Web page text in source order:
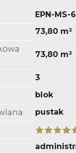
EPN-MS-
73,80 m²
73,80 m²
3
blok
pustak